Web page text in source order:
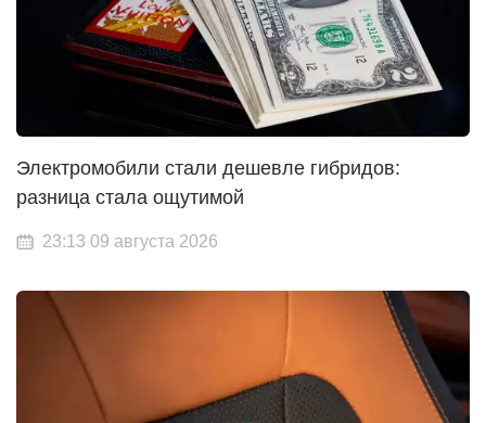
Электромобили стали дешевле гибридов:
разница стала ощутимой
23:13 09 августа 2026